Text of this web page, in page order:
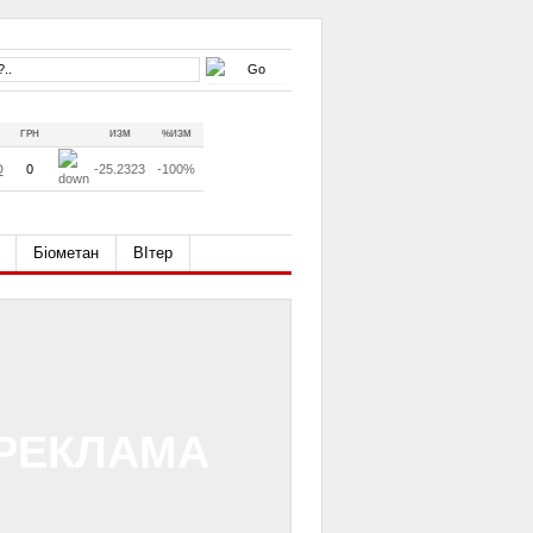
ГРН ИЗМ %ИЗМ
0 -25.2323 -100%
Біометан ВІтер